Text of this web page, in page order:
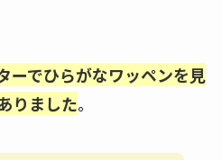
ーでひらがなワッペンを見
りました。